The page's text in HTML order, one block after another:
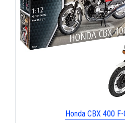
Honda CBX 400